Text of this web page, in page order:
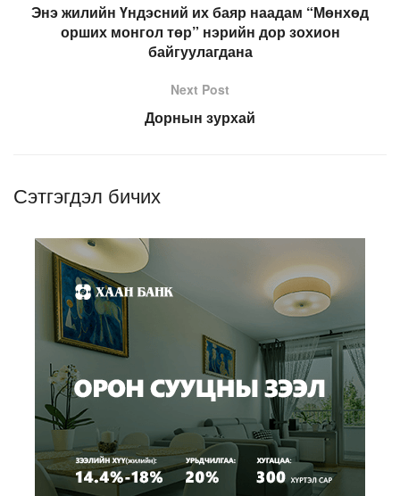
Энэ жилийн Үндэсний их баяр наадам “Мөнхөд
орших монгол төр” нэрийн дор зохион
байгуулагдана
Next Post
Дорнын зурхай
Сэтгэгдэл бичих